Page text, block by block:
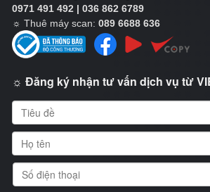
0971 491 492 | 036 862 6789
☼ Thuê máy scan: 089 6688 636
☼ Đăng ký nhận tư vấn dịch vụ từ